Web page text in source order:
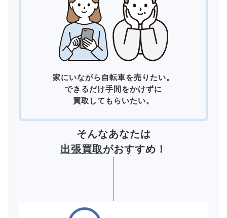
家にいながら自転車を売りたい。
できるだけ手間をかけずに
買取してもらいたい。
そんなあなたは
出張買取がおすすめ！